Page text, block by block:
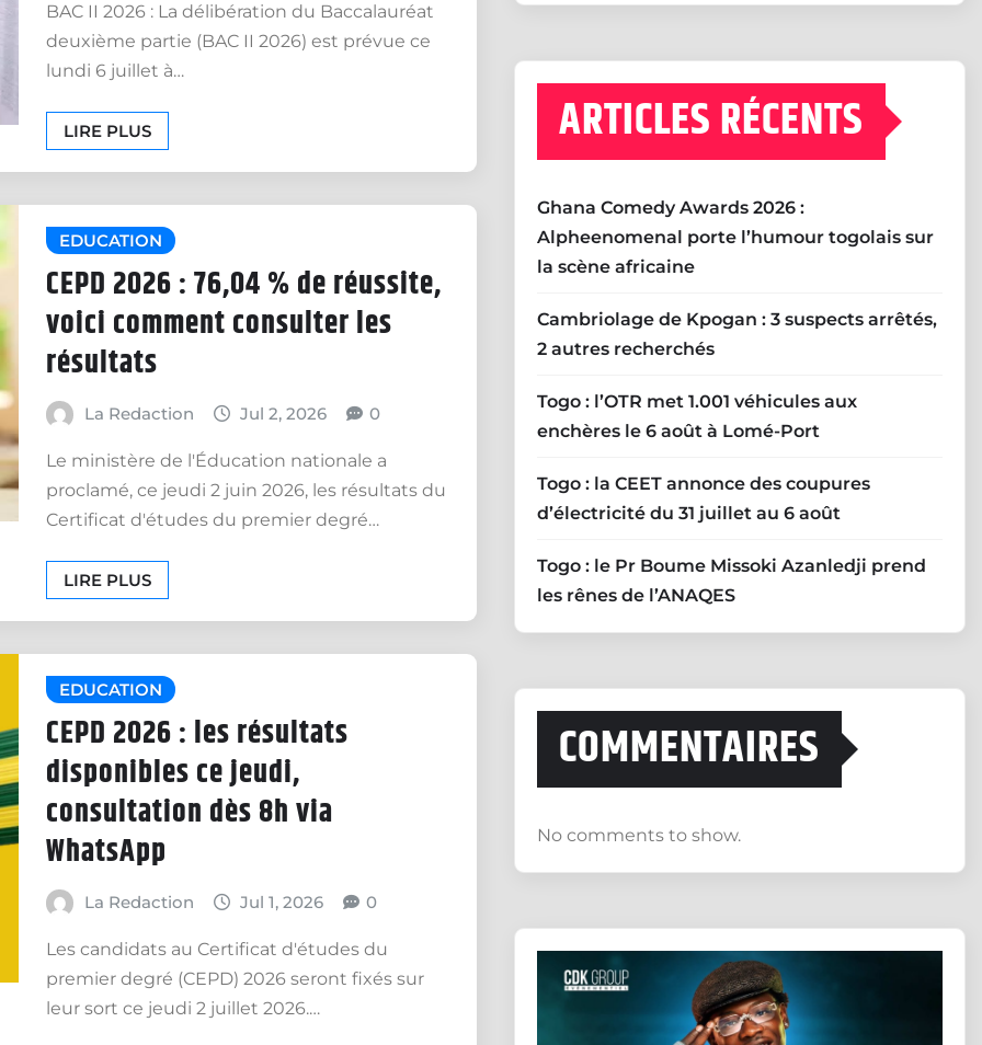
BAC II 2026 : La délibération du Baccalauréat
deuxième partie (BAC II 2026) est prévue ce
lundi 6 juillet à…
LIRE PLUS
EDUCATION
CEPD 2026 : 76,04 % de réussite,
voici comment consulter les
résultats
La Redaction Jul 2, 2026 0
Le ministère de l'Éducation nationale a
proclamé, ce jeudi 2 juin 2026, les résultats du
Certificat d'études du premier degré…
LIRE PLUS
EDUCATION
CEPD 2026 : les résultats
disponibles ce jeudi,
consultation dès 8h via
WhatsApp
La Redaction Jul 1, 2026 0
Les candidats au Certificat d'études du
premier degré (CEPD) 2026 seront fixés sur
leur sort ce jeudi 2 juillet 2026.…
ARTICLES RÉCENTS
Ghana Comedy Awards 2026 :
Alpheenomenal porte l’humour togolais sur
la scène africaine
Cambriolage de Kpogan : 3 suspects arrêtés,
2 autres recherchés
Togo : l’OTR met 1.001 véhicules aux
enchères le 6 août à Lomé-Port
Togo : la CEET annonce des coupures
d’électricité du 31 juillet au 6 août
Togo : le Pr Boume Missoki Azanledji prend
les rênes de l’ANAQES
COMMENTAIRES
No comments to show.